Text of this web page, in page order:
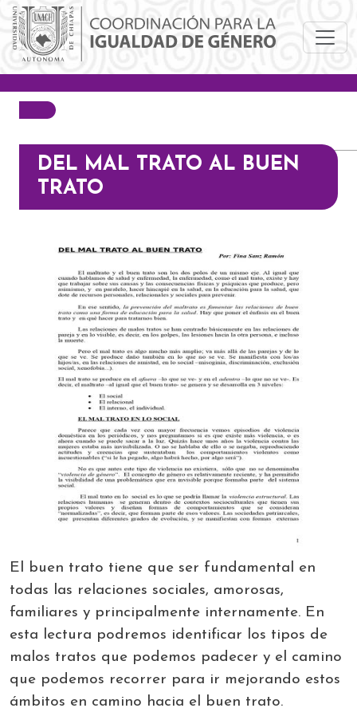
Pasar al contenido principal
DEL MAL TRATO AL BUEN
TRATO
El buen trato tiene que ser fundamental en
todas las relaciones sociales, amorosas,
familiares y principalmente internamente. En
esta lectura podremos identificar los tipos de
malos tratos que podemos padecer y el camino
que podemos recorrer para ir mejorando estos
ámbitos en camino hacia el buen trato.